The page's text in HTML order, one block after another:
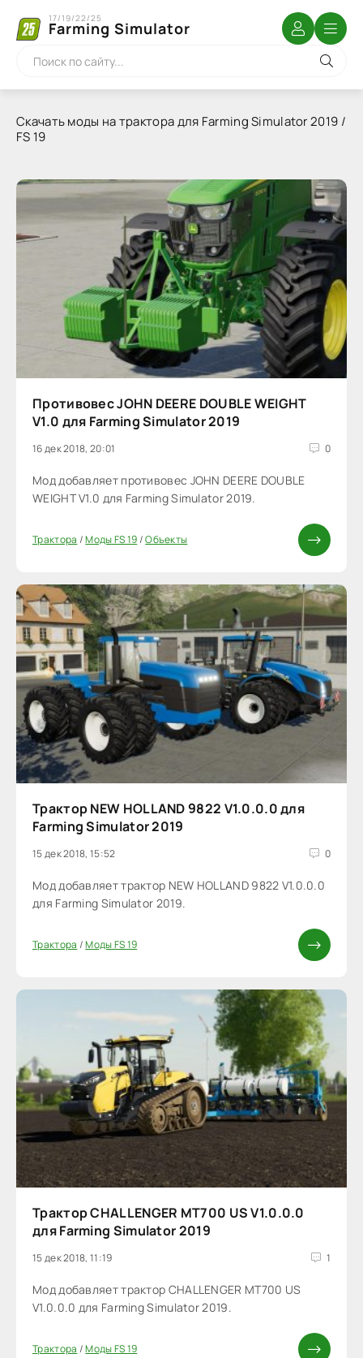
Farming Simulator
17/19/22/25
Скачать моды на трактора для Farming Simulator 2019 /
FS 19
Противовес JOHN DEERE DOUBLE WEIGHT
V1.0 для Farming Simulator 2019
16 дек 2018, 20:01 0
Мод добавляет противовес JOHN DEERE DOUBLE
WEIGHT V1.0 для Farming Simulator 2019.
Трактора /Моды FS 19/Объекты
Трактор NEW HOLLAND 9822 V1.0.0.0 для
Farming Simulator 2019
15 дек 2018, 15:52 0
Мод добавляет трактор NEW HOLLAND 9822 V1.0.0.0
для Farming Simulator 2019.
Трактора /Моды FS 19
Трактор CHALLENGER MT700 US V1.0.0.0
для Farming Simulator 2019
15 дек 2018, 11:19 1
Мод добавляет трактор CHALLENGER MT700 US
V1.0.0.0 для Farming Simulator 2019.
Трактора /Моды FS 19